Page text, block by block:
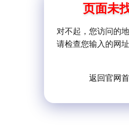
页面未
对不起，您访问的
请检查您输入的网址
返回官网